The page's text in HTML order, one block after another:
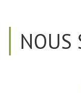
NOUS